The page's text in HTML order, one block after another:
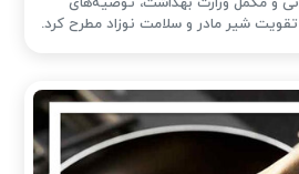
تقویت شیر مادر و سلامت نوزاد مطرح کرد.